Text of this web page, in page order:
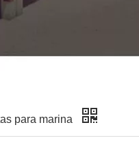
para marina